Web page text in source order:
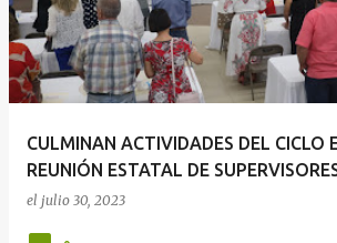
CULMINAN ACTIVIDADES DEL CICLO
REUNIÓN ESTATAL DE
el julio 30, 2023